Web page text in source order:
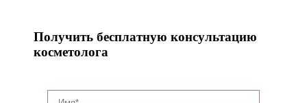
Получить бесплатную консультацию
косметолога